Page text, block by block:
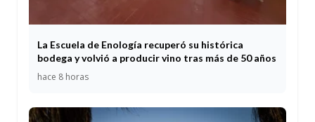
La Escuela de Enología recuperó su histórica
bodega y volvió a producir vino tras más de 50 años
hace 8 horas